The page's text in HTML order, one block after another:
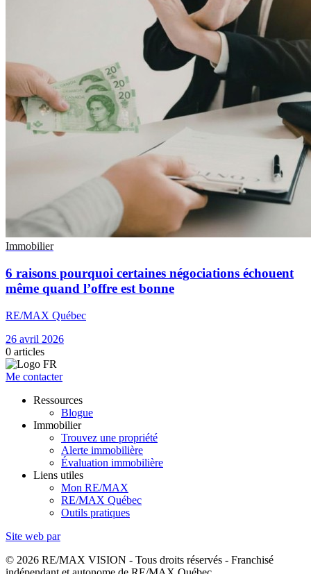
Immobilier
6 raisons pourquoi certaines négociations échouent
même quand l’offre est bonne
RE/MAX Québec
26 avril 2026
0 articles
Me contacter
Ressources
Blogue
Immobilier
Trouvez une propriété
Alerte immobilière
Évaluation immobilière
Liens utiles
Mon RE/MAX
RE/MAX Québec
Outils pratiques
Site web par
© 2026 RE/MAX VISION - Tous droits réservés - Franchisé